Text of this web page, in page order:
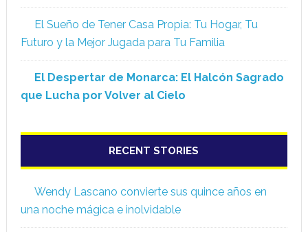
El Sueño de Tener Casa Propia: Tu Hogar, Tu
Futuro y la Mejor Jugada para Tu Familia
El Despertar de Monarca: El Halcón Sagrado
que Lucha por Volver al Cielo
RECENT STORIES
Wendy Lascano convierte sus quince años en
una noche mágica e inolvidable